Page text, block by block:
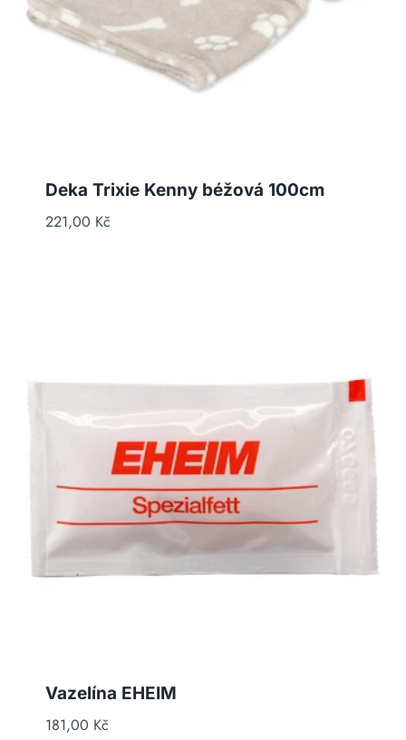
Deka Trixie Kenny béžová 100cm
221,00 Kč
Vazelína EHEIM
181,00 Kč